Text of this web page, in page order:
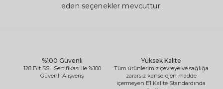
eden seçenekler mevcuttur.
%100 Güvenli
128 Bit SSL Sertifikası ile %100
Güvenli Alışveriş
Yüksek Kalite
Tüm ürünlerimiz çevreye ve sağlığa
zararsız kanserojen madde
içermeyen E1 Kalite Standardında